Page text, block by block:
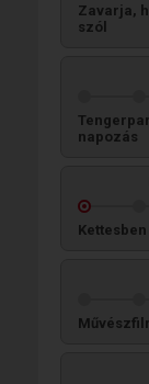
Zavarja,
szól
napozás
Kettesben